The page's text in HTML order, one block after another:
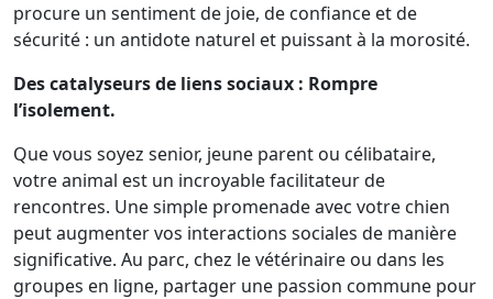
procure un sentiment de joie, de confiance et de
sécurité : un antidote naturel et puissant à la morosité.
Des catalyseurs de liens sociaux : Rompre
l’isolement.
Que vous soyez senior, jeune parent ou célibataire,
votre animal est un incroyable facilitateur de
rencontres. Une simple promenade avec votre chien
peut augmenter vos interactions sociales de manière
significative. Au parc, chez le vétérinaire ou dans les
groupes en ligne, partager une passion commune pour